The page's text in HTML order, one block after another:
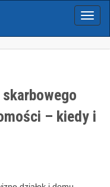
Menu
– kiedy i